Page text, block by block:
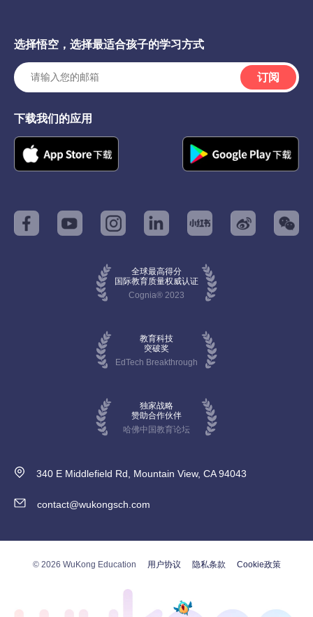
选择悟空，选择最适合孩子的学习方式
订阅
下载我们的应用
全球最高得分
国际教育质量权威认证
Cognia® 2023
教育科技
突破奖
EdTech Breakthrough
独家战略
赞助合作伙伴
哈佛中国教育论坛
340 E Middlefield Rd, Mountain View, CA 94043
contact@wukongsch.com
© 2026 WuKong Education 用户协议 隐私条款 Cookie政策